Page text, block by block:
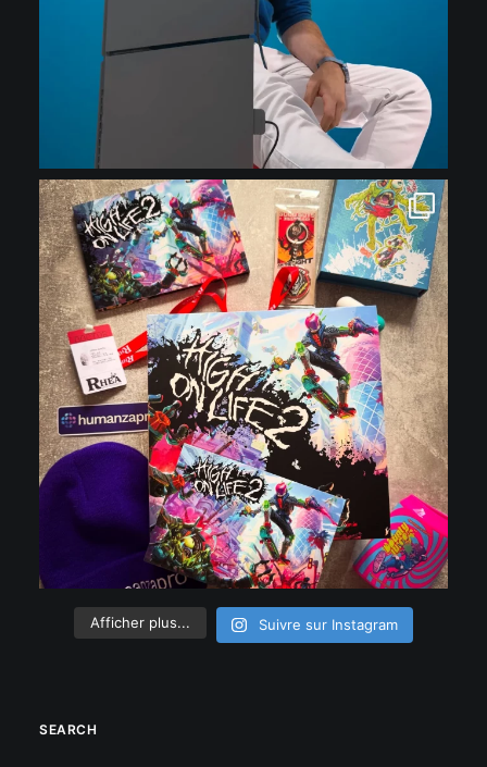
Afficher plus... Suivre sur Instagram
SEARCH